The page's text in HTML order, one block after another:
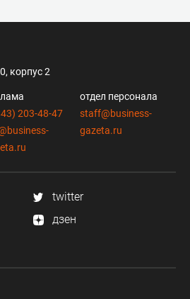
корпус 2
203-48-47
отдел персонала
staff@business-
gazeta.ru
twitter
дзен